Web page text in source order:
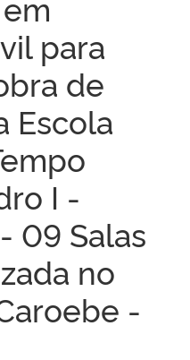
para
de
Escola
I -
09 Salas
no
-